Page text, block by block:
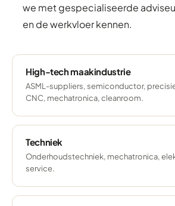
we met gespecialiseerde
en de werkvloer kennen.
High-tech maakindustrie
ASML-suppliers, semiconductor,
CNC, mechatronica, cleanroom.
Techniek
Onderhoudstechniek, mechatronica,
service.